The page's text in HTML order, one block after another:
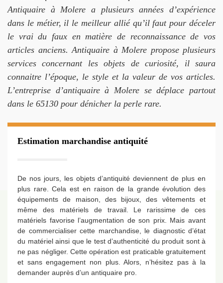
Antiquaire à Molere a plusieurs années d’expérience
dans le métier, il le meilleur allié qu’il faut pour déceler
le vrai du faux en matière de reconnaissance de vos
articles anciens. Antiquaire à Molere propose plusieurs
services concernant les objets de curiosité, il saura
connaitre l’époque, le style et la valeur de vos articles.
L’entreprise d’antiquaire à Molere se déplace partout
dans le 65130 pour dénicher la perle rare.
Estimation marchandise antiquité
De nos jours, les objets d’antiquité deviennent de plus en
plus rare. Cela est en raison de la grande évolution des
équipements de maison, des bijoux, des vêtements et
même des matériels de travail. Le rarissime de ces
matériels favorise l’augmentation de son prix. Mais avant
de commercialiser cette marchandise, le diagnostic d’état
du matériel ainsi que le test d’authenticité du produit sont à
ne pas négliger. Cette opération est praticable gratuitement
et sans engagement non plus. Alors, n’hésitez pas à la
demander auprès d’un antiquaire pro.